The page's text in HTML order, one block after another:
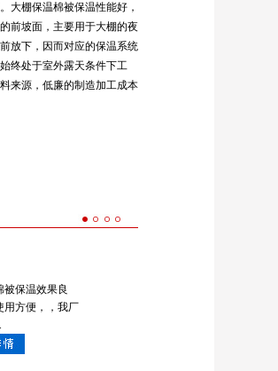
大棚保温棉被保温性能好，
前坡面，主要用于大棚的夜
放下，因而对应的保温系统
终处于室外露天条件下工
来源，低廉的制造加工成本
保温效果良
用方便，，我厂